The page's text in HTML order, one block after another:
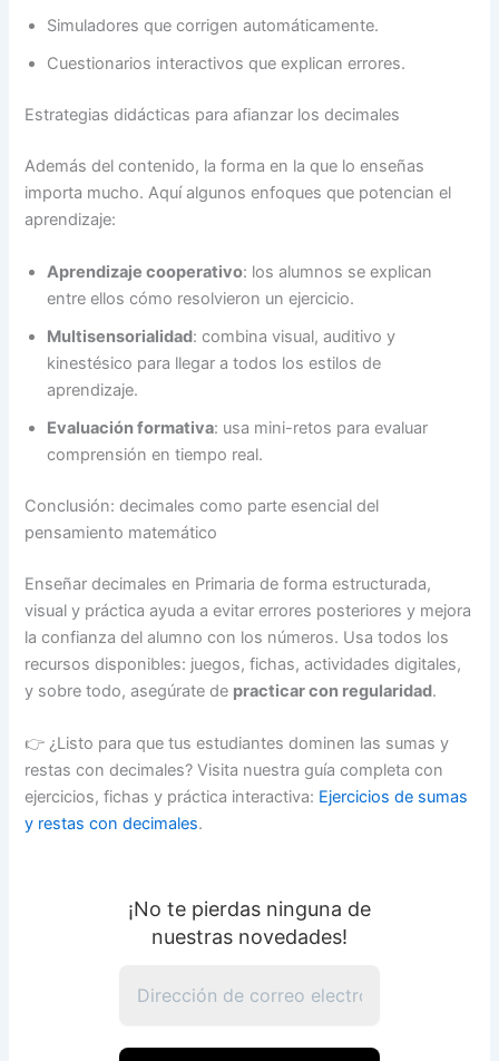
Simuladores que corrigen automáticamente.
Cuestionarios interactivos que explican errores.
Estrategias didácticas para afianzar los decimales
Además del contenido, la forma en la que lo enseñas
importa mucho. Aquí algunos enfoques que potencian el
aprendizaje:
Aprendizaje cooperativo: los alumnos se explican
entre ellos cómo resolvieron un ejercicio.
Multisensorialidad: combina visual, auditivo y
kinestésico para llegar a todos los estilos de
aprendizaje.
Evaluación formativa: usa mini-retos para evaluar
comprensión en tiempo real.
Conclusión: decimales como parte esencial del
pensamiento matemático
Enseñar decimales en Primaria de forma estructurada,
visual y práctica ayuda a evitar errores posteriores y mejora
la confianza del alumno con los números. Usa todos los
recursos disponibles: juegos, fichas, actividades digitales,
y sobre todo, asegúrate de practicar con regularidad.
👉 ¿Listo para que tus estudiantes dominen las sumas y
restas con decimales? Visita nuestra guía completa con
ejercicios, fichas y práctica interactiva: Ejercicios de sumas
y restas con decimales.
¡No te pierdas ninguna de
nuestras novedades!